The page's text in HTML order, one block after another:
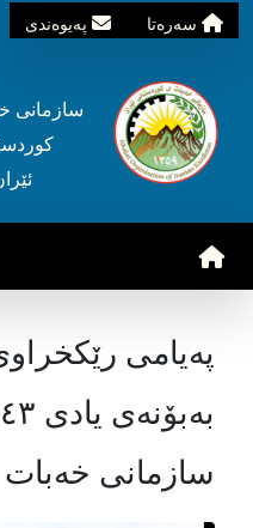
سه‌ره‌تا په‌یوه‌ندی
سازمانی
پەیامی
سازمانی خەبات